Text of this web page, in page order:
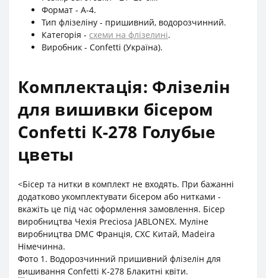
Формат - А-4.
Тип флізеліну - пришивний, водорозчинний.
Категорія - схеми на флізелині.
Виробник - Confetti (Україна).
Комплектація: Флізелін
для вишивки бісером
Confetti К-278 Голубые
цветы
<Бісер та нитки в комплект не входять. При бажанні
додатково укомплектувати бісером або нитками -
вкажіть це під час оформлення замовлення. Бісер
виробництва Чехія Preciosa JABLONEX. Муліне
виробництва DMC Франція, СХС Китай, Madeira
Німечинна.
Фото 1. Водорозчинний пришивний флізелін для
вишивання Confetti К-278 Блакитні квіти.